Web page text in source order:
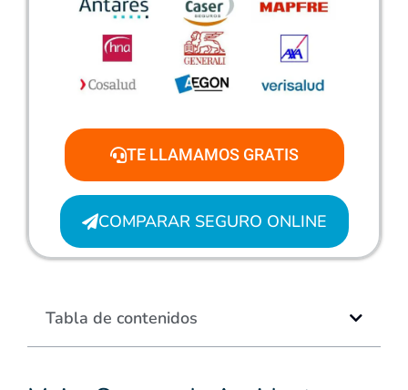
TE LLAMAMOS GRATIS
COMPARAR SEGURO ONLINE
Tabla de contenidos